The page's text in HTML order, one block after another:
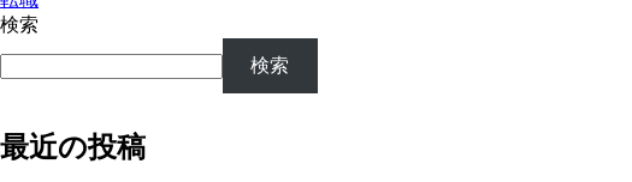
検索
検索
最近の投稿